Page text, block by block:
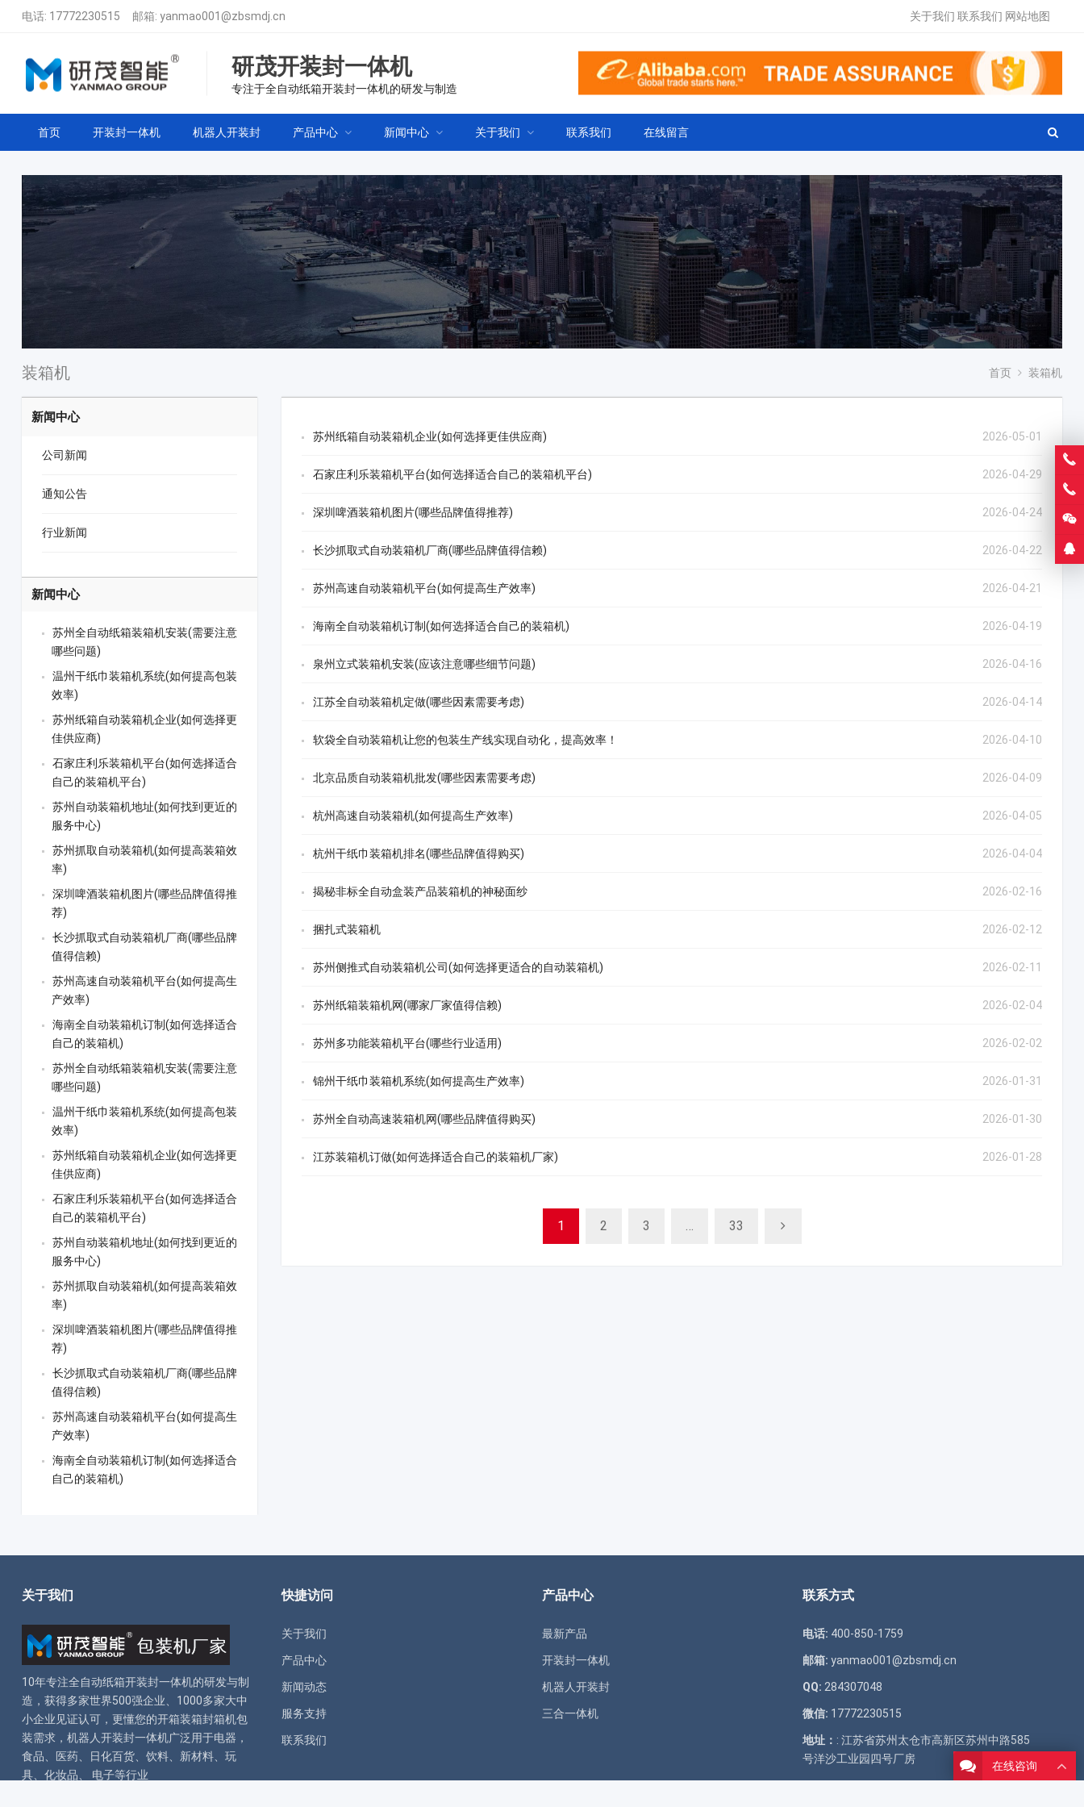
电话: 17772230515 邮箱: yanmao001@zbsmdj.cn 关于我们 联系我们 网站地图
研茂开装封一体机
专注于全自动纸箱开装封一体机的研发与制造
首页 开装封一体机 机器人开装封 产品中心 新闻中心 关于我们 联系我们 在线留言
装箱机 首页 装箱机
2026-05-01
苏州纸箱自动装箱机企业(如何选择更佳供应商)
2026-04-29
石家庄利乐装箱机平台(如何选择适合自己的装箱机平台)
2026-04-24
深圳啤酒装箱机图片(哪些品牌值得推荐)
2026-04-22
长沙抓取式自动装箱机厂商(哪些品牌值得信赖)
2026-04-21
苏州高速自动装箱机平台(如何提高生产效率)
2026-04-19
海南全自动装箱机订制(如何选择适合自己的装箱机)
2026-04-16
泉州立式装箱机安装(应该注意哪些细节问题)
2026-04-14
江苏全自动装箱机定做(哪些因素需要考虑)
2026-04-10
软袋全自动装箱机让您的包装生产线实现自动化，提高效率！
2026-04-09
北京品质自动装箱机批发(哪些因素需要考虑)
2026-04-05
杭州高速自动装箱机(如何提高生产效率)
2026-04-04
杭州干纸巾装箱机排名(哪些品牌值得购买)
2026-02-16
揭秘非标全自动盒装产品装箱机的神秘面纱
2026-02-12
捆扎式装箱机
2026-02-11
苏州侧推式自动装箱机公司(如何选择更适合的自动装箱机)
2026-02-04
苏州纸箱装箱机网(哪家厂家值得信赖)
2026-02-02
苏州多功能装箱机平台(哪些行业适用)
2026-01-31
锦州干纸巾装箱机系统(如何提高生产效率)
2026-01-30
苏州全自动高速装箱机网(哪些品牌值得购买)
2026-01-28
江苏装箱机订做(如何选择适合自己的装箱机厂家)
1 2 3 … 33
新闻中心
公司新闻
通知公告
行业新闻
新闻中心
苏州全自动纸箱装箱机安装(需要注意
哪些问题)
温州干纸巾装箱机系统(如何提高包装
效率)
苏州纸箱自动装箱机企业(如何选择更
佳供应商)
石家庄利乐装箱机平台(如何选择适合
自己的装箱机平台)
苏州自动装箱机地址(如何找到更近的
服务中心)
苏州抓取自动装箱机(如何提高装箱效
率)
深圳啤酒装箱机图片(哪些品牌值得推
荐)
长沙抓取式自动装箱机厂商(哪些品牌
值得信赖)
苏州高速自动装箱机平台(如何提高生
产效率)
海南全自动装箱机订制(如何选择适合
自己的装箱机)
苏州全自动纸箱装箱机安装(需要注意
哪些问题)
温州干纸巾装箱机系统(如何提高包装
效率)
苏州纸箱自动装箱机企业(如何选择更
佳供应商)
石家庄利乐装箱机平台(如何选择适合
自己的装箱机平台)
苏州自动装箱机地址(如何找到更近的
服务中心)
苏州抓取自动装箱机(如何提高装箱效
率)
深圳啤酒装箱机图片(哪些品牌值得推
荐)
长沙抓取式自动装箱机厂商(哪些品牌
值得信赖)
苏州高速自动装箱机平台(如何提高生
产效率)
海南全自动装箱机订制(如何选择适合
自己的装箱机)
关于我们
10年专注全自动纸箱开装封一体机的研发与制
造，获得多家世界500强企业、1000多家大中
小企业见证认可，更懂您的开箱装箱封箱机包
装需求， 机器人开装封一体机广泛用于电器，
食品、医药、日化百货、饮料、新材料、玩
具、化妆品、 电子等行业
快捷访问
关于我们
产品中心
新闻动态
服务支持
联系我们
产品中心
最新产品
开装封一体机
机器人开装封
三合一体机
联系方式
电话: 400-850-1759
邮箱: yanmao001@zbsmdj.cn
QQ: 284307048
微信: 17772230515
地址： : 江苏省苏州太仓市高新区苏州中路585
号洋沙工业园四号厂房
在线咨询